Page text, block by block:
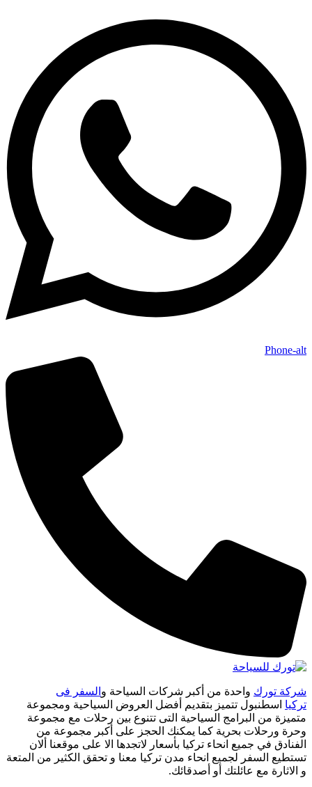
Phone-alt
شركة تورك واحدة من أكبر شركات السياحة و السفر فى
تركيا اسطنبول تتميز بتقديم أفضل العروض السياحية ومجموعة
متميزة من البرامج السياحية التى تتنوع بين رحلات مع مجموعة
وحرة ورحلات بحرية كما يمكنك الحجز على أكبر مجموعة من
الفنادق في جميع انحاء تركيا بأسعار لاتجدها الا على موقعنا ألان
تستطيع السفر لجميع انحاء مدن تركيا معنا و تحقق الكثير من المتعة
و الاثارة مع عائلتك أو أصدقائك.